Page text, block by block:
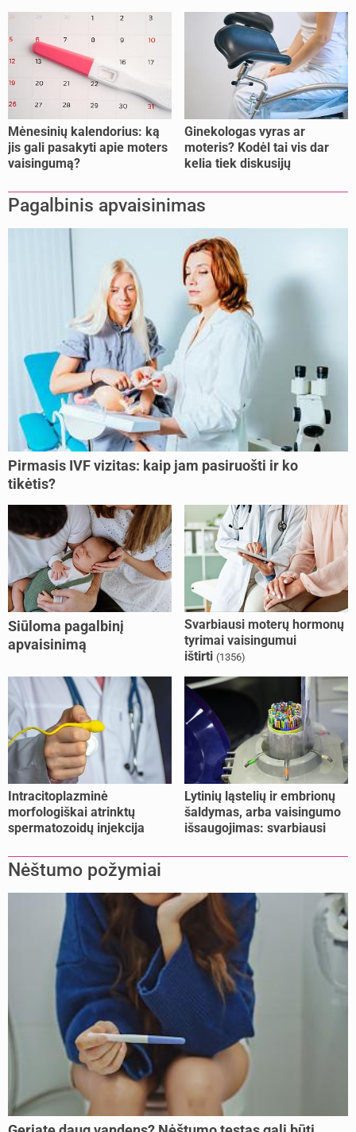
nujunkyti?
Mėnesinių kalendorius: ką
jis gali pasakyti apie moters
vaisingumą?
Ginekologas vyras ar
moteris? Kodėl tai vis dar
kelia tiek diskusijų
Pagalbinis apvaisinimas
Pirmasis IVF vizitas: kaip jam pasiruošti ir ko
tikėtis?
Siūloma pagalbinį
apvaisinimą
nesusituokusiems, ir
vienišoms moterims
(10)
Svarbiausi moterų hormonų
tyrimai vaisingumui
ištirti (1356)
Intracitoplazminė
morfologiškai atrinktų
spermatozoidų injekcija
Lytinių ląstelių ir embrionų
šaldymas, arba vaisingumo
išsaugojimas: svarbiausi
Nėštumo požymiai